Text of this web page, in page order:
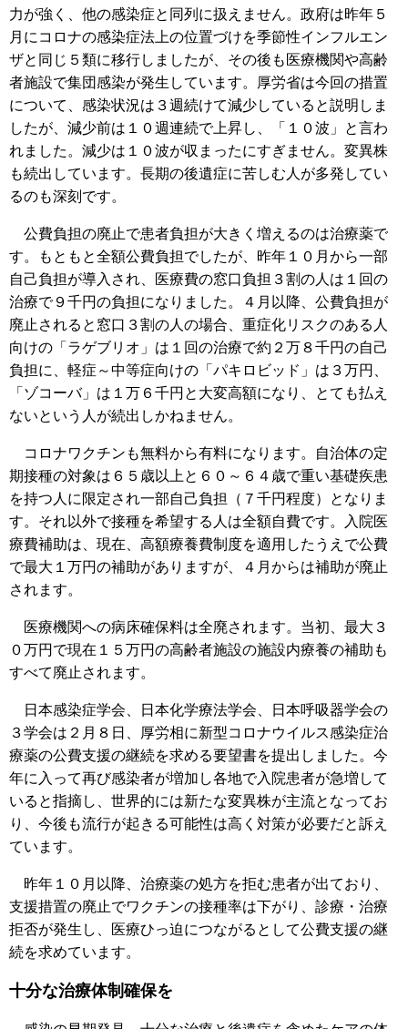
力が強く、他の感染症と同列に扱えません。政府は昨年５
月にコロナの感染症法上の位置づけを季節性インフルエン
ザと同じ５類に移行しましたが、その後も医療機関や高齢
者施設で集団感染が発生しています。厚労省は今回の措置
について、感染状況は３週続けて減少していると説明しま
したが、減少前は１０週連続で上昇し、「１０波」と言わ
れました。減少は１０波が収まったにすぎません。変異株
も続出しています。長期の後遺症に苦しむ人が多発してい
るのも深刻です。
公費負担の廃止で患者負担が大きく増えるのは治療薬で
す。もともと全額公費負担でしたが、昨年１０月から一部
自己負担が導入され、医療費の窓口負担３割の人は１回の
治療で９千円の負担になりました。４月以降、公費負担が
廃止されると窓口３割の人の場合、重症化リスクのある人
向けの「ラゲブリオ」は１回の治療で約２万８千円の自己
負担に、軽症～中等症向けの「パキロビッド」は３万円、
「ゾコーバ」は１万６千円と大変高額になり、とても払え
ないという人が続出しかねません。
コロナワクチンも無料から有料になります。自治体の定
期接種の対象は６５歳以上と６０～６４歳で重い基礎疾患
を持つ人に限定され一部自己負担（７千円程度）となりま
す。それ以外で接種を希望する人は全額自費です。入院医
療費補助は、現在、高額療養費制度を適用したうえで公費
で最大１万円の補助がありますが、４月からは補助が廃止
されます。
医療機関への病床確保料は全廃されます。当初、最大３
０万円で現在１５万円の高齢者施設の施設内療養の補助も
すべて廃止されます。
日本感染症学会、日本化学療法学会、日本呼吸器学会の
３学会は２月８日、厚労相に新型コロナウイルス感染症治
療薬の公費支援の継続を求める要望書を提出しました。今
年に入って再び感染者が増加し各地で入院患者が急増して
いると指摘し、世界的には新たな変異株が主流となってお
り、今後も流行が起きる可能性は高く対策が必要だと訴え
ています。
昨年１０月以降、治療薬の処方を拒む患者が出ており、
支援措置の廃止でワクチンの接種率は下がり、診療・治療
拒否が発生し、医療ひっ迫につながるとして公費支援の継
続を求めています。
十分な治療体制確保を